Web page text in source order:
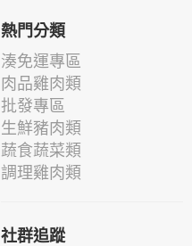
熱門分類
湊免運專區
肉品雞肉類
批發專區
生鮮豬肉類
蔬食蔬菜類
調理雞肉類
社群追蹤